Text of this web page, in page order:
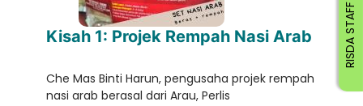
Kisah 1: Projek Rempah Nasi Arab
Che Mas Binti Harun, pengusaha projek rempah
nasi arab berasal dari Arau, Perlis
RISDA STAFF